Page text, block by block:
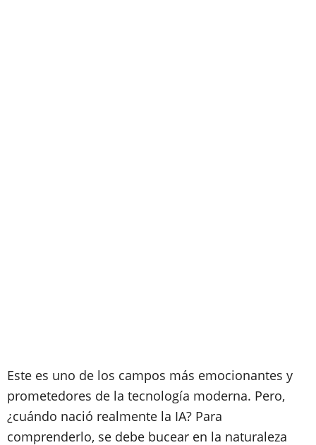
Este es uno de los campos más emocionantes y
prometedores de la tecnología moderna. Pero,
¿cuándo nació realmente la IA? Para
comprenderlo, se debe bucear en la naturaleza